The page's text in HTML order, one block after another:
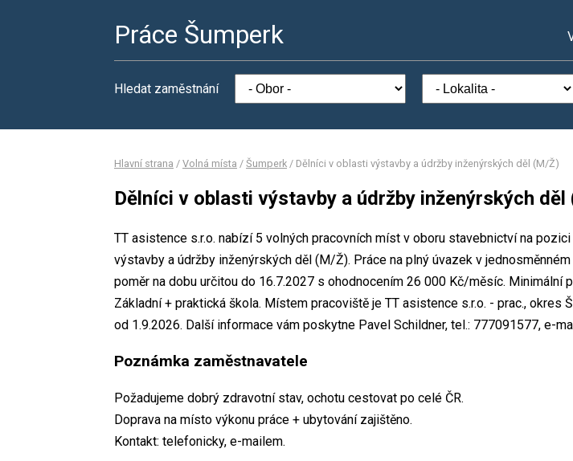
Práce Šumperk
Hledat zaměstnání
Hlavní strana / Volná místa / Šumperk / Dělníci v oblasti výstavby a údržby inženýrských děl (M/Ž)
Dělníci v oblasti výstavby a údržby inženýrských děl
TT asistence s.r.o. nabízí 5 volných pracovních míst v oboru stavebnictví na
výstavby a údržby inženýrských děl (M/Ž). Práce na plný úvazek v
poměr na dobu určitou do 16.7.2027 s ohodnocením 26 000 Kč/měsíc. Minimální
Základní + praktická škola. Místem pracoviště je TT asistence s.r.o. - prac., okres
od 1.9.2026. Další informace vám poskytne Pavel Schildner, tel.: 777091577, e-
Poznámka zaměstnavatele
Požadujeme dobrý zdravotní stav, ochotu cestovat po celé ČR.
Doprava na místo výkonu práce + ubytování zajištěno.
Kontakt: telefonicky, e-mailem.